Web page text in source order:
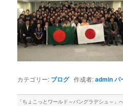
カテゴリー: ブログ作成者:adminパ
「ちょこっとワールド～バングラデシュ～ 」